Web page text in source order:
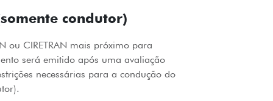
condutor)
ou CIRETRAN mais próximo para
será emitido após uma avaliação
necessárias para a condução do